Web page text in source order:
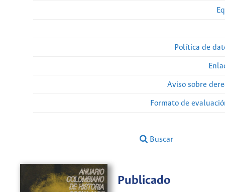
Política de
Aviso sobre
Formato de
Buscar
Publicado